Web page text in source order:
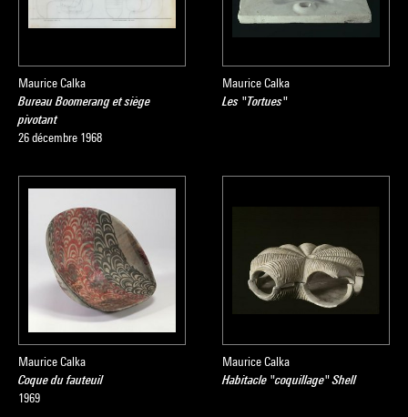
Maurice Calka
Bureau Boomerang et siège
pivotant
26 décembre 1968
Maurice Calka
Les "Tortues"
Maurice Calka
Coque du fauteuil
1969
Maurice Calka
Habitacle "coquillage" Shell